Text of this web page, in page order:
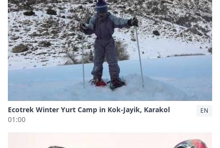
Ecotrek Winter Yurt Camp in Kok-Jayik, Karakol
01:00
EN